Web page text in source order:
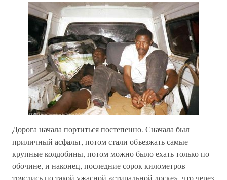
Дорога начала портиться постепенно. Сначала был
приличный асфальт, потом стали объезжать самые
крупные колдобины, потом можно было ехать только по
обочине, и наконец, последние сорок километров
тряслись по такой ужасной «стиральной доске», что через